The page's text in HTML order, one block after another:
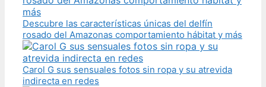
Descubre las características únicas del delfín
rosado del Amazonas comportamiento hábitat y más
Carol G sus sensuales fotos sin ropa y su atrevida
indirecta en redes